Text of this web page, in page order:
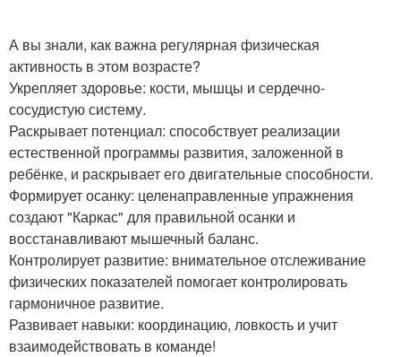
А вы знали, как важна регулярная физическая
активность в этом возрасте?
Укрепляет здоровье: кости, мышцы и сердечно-
сосудистую систему.
Раскрывает потенциал: способствует реализации
естественной программы развития, заложенной в
ребёнке, и раскрывает его двигательные способности.
Формирует осанку: целенаправленные упражнения
создают "Каркас" для правильной осанки и
восстанавливают мышечный баланс.
Контролирует развитие: внимательное отслеживание
физических показателей помогает контролировать
гармоничное развитие.
Развивает навыки: координацию, ловкость и учит
взаимодействовать в команде!